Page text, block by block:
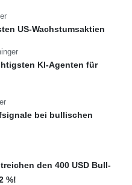
US-Wachstumsaktien
KI-Agenten für
bei bullischen
den 400 USD Bull-
%!